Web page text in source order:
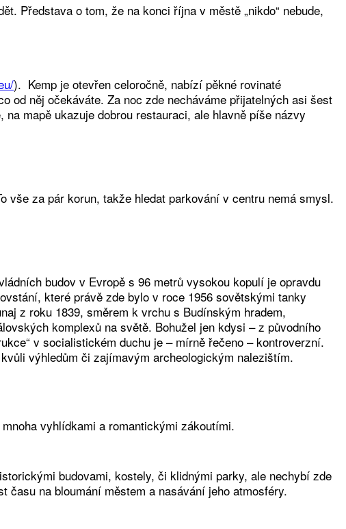
Představa o tom, že na konci října v městě „nikdo“ nebude,
). Kemp je otevřen celoročně, nabízí pěkné rovinaté
něj očekáváte. Za noc zde necháváme přijatelných asi šest
mapě ukazuje dobrou restauraci, ale hlavně píše názvy
vše za pár korun, takže hledat parkování v centru nemá smysl.
budov v Evropě s 96 metrů vysokou kopulí je opravdu
které právě zde bylo v roce 1956 sovětskými tanky
z roku 1839, směrem k vrchu s Budínským hradem,
komplexů na světě. Bohužel jen kdysi – z původního
v socialistickém duchu je – mírně řečeno – kontroverzní.
výhledům či zajímavým archeologickým nalezištím.
vyhlídkami a romantickými zákoutími.
budovami, kostely, či klidnými parky, ale nechybí zde
na bloumání městem a nasávání jeho atmosféry.